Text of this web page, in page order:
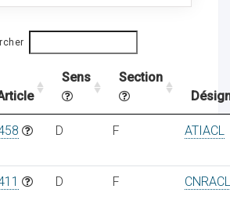
Sens
Section
D F ATIACL
D F CNRACL